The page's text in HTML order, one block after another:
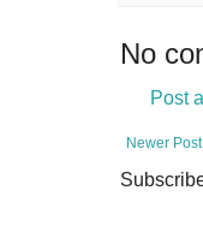
No
Post
Newer Post